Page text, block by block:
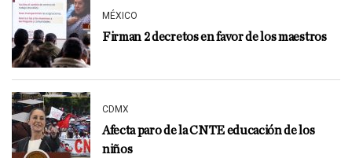
MÉXICO
Firman 2 decretos en favor de los maestros
CDMX
Afecta paro de la CNTE educación de los
niños